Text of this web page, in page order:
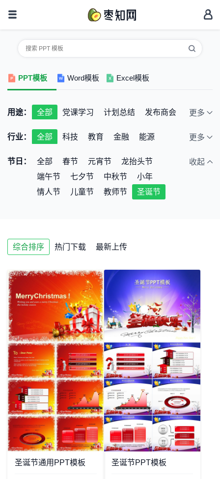
PPT模板 Word模板 Excel模板
用途： 全部 党课学习 计划总结
发布商会
结婚恋爱
品牌宣讲
教学培训
毕业答辩
简历竞聘
创业融资
清新唯美
电子相册
幼儿卡通
产品宣传
思维导图
聚会活动
更多
行业： 全部 科技 教育 金融
能源
医药医疗
影视传媒
农业养殖
公益宣传
室内装修
美容彩妆
餐饮美食
绿色环保
体育运动
更多
节日： 全部 春节 元宵节
龙抬头节
端午节
七夕节 中秋节
小年
情人节
儿童节 教师节 圣诞节
收起
综合排序 热门下载 最新上传
圣诞节通用PPT模板 圣诞节PPT模板